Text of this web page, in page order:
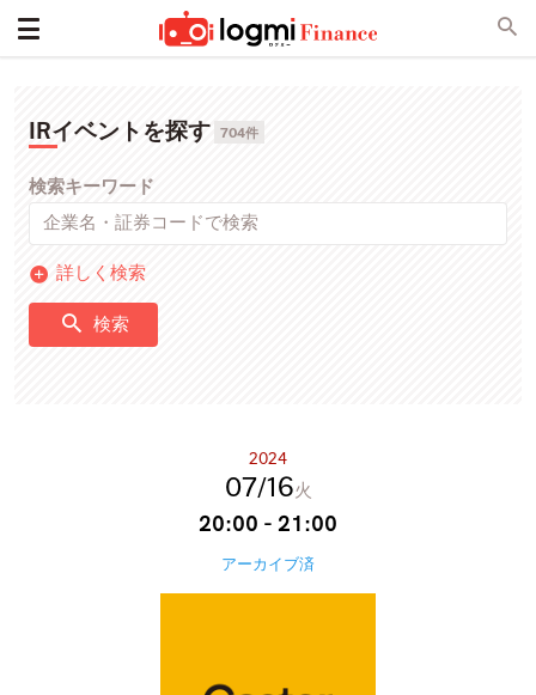
IRイベントを探す 704件
検索キーワード
詳しく検索
検索
2024
07 16火
20:00 - 21:00
アーカイブ済